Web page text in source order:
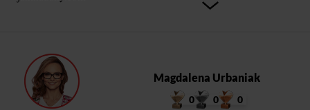
Magdalena Urbaniak
0 0 0